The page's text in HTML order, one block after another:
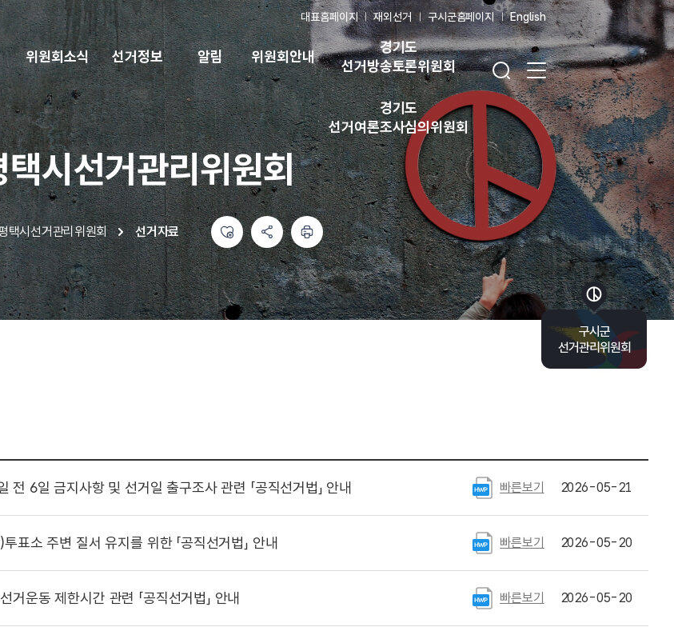
대표홈페이지 재외선거 구시군홈페이지 English
위원회소식 선거정보 알림 위원회안내
경기도
선거방송토론위원회
경기도
선거여론조사심의위원회
택시선거관리위원회
택시선거관리위원회 선거자료
전 6일 금지사항 및 선거일 출구조사 관련 「공직선거법」 안내 빠른보기 2026-05-21
투표소 주변 질서 유지를 위한 「공직선거법」 안내 빠른보기 2026-05-20
거운동 제한시간 관련 「공직선거법」 안내 빠른보기 2026-05-20
구시군
선거관리위원회
바로가기 목록 열기